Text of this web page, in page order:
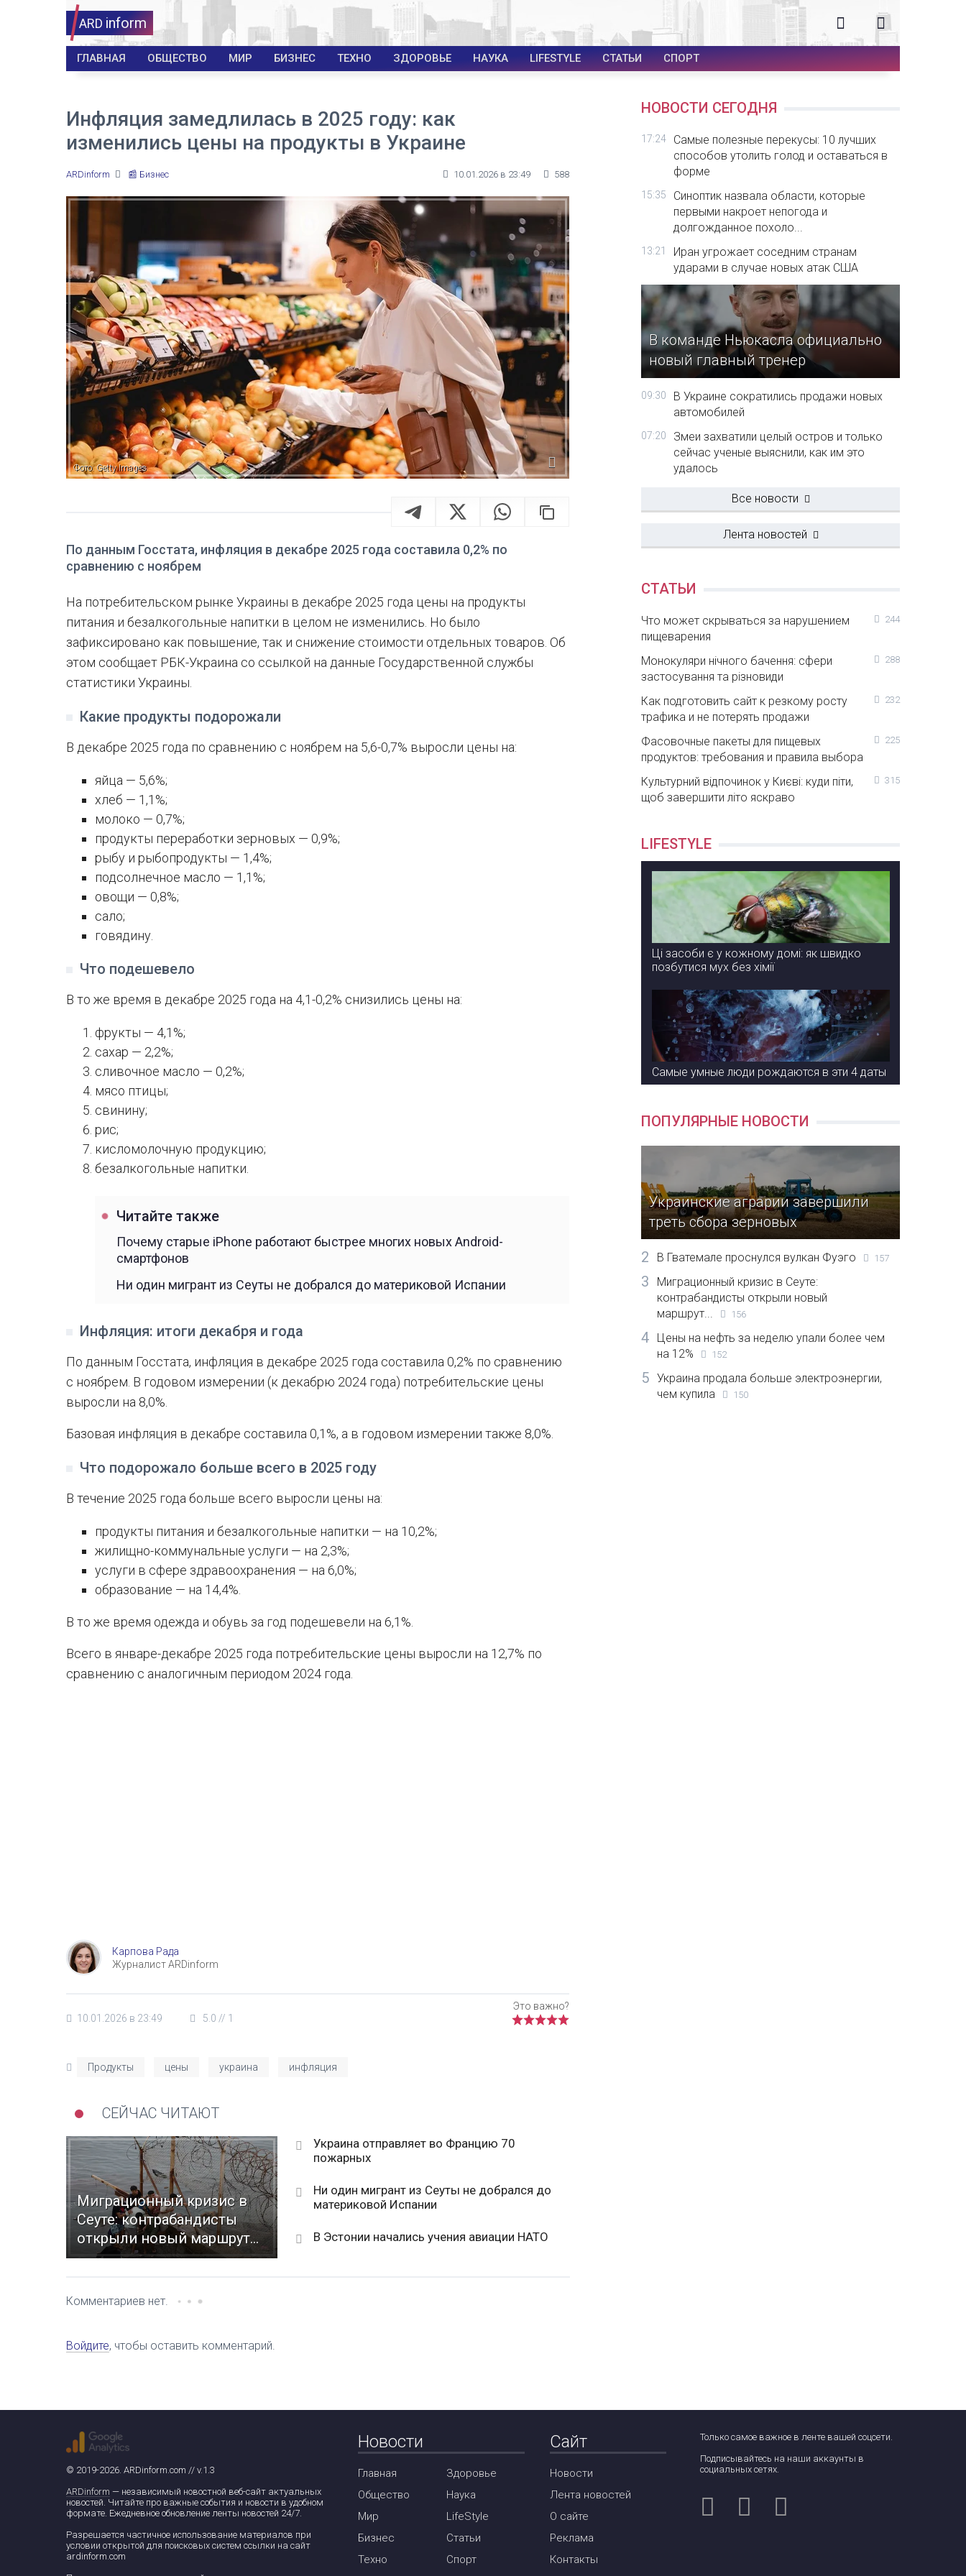
ARD inform
ГЛАВНАЯ ОБЩЕСТВО МИР БИЗНЕС ТЕХНО ЗДОРОВЬЕ НАУКА LIFESTYLE СТАТЬИ СПОРТ
Инфляция замедлилась в 2025 году: как
изменились цены на продукты в Украине
ARDinform 📰 Бизнес 10.01.2026 в 23:49 588
Фото: Getty Images
По данным Госстата, инфляция в декабре 2025 года составила 0,2% по
сравнению с ноябрем
На потребительском рынке Украины в декабре 2025 года цены на продукты
питания и безалкогольные напитки в целом не изменились. Но было
зафиксировано как повышение, так и снижение стоимости отдельных товаров. Об
этом сообщает РБК-Украина со ссылкой на данные Государственной службы
статистики Украины.
Какие продукты подорожали
В декабре 2025 года по сравнению с ноябрем на 5,6-0,7% выросли цены на:
яйца — 5,6%;
хлеб — 1,1%;
молоко — 0,7%;
продукты переработки зерновых — 0,9%;
рыбу и рыбопродукты — 1,4%;
подсолнечное масло — 1,1%;
овощи — 0,8%;
сало;
говядину.
Что подешевело
В то же время в декабре 2025 года на 4,1-0,2% снизились цены на:
фрукты — 4,1%;
сахар — 2,2%;
сливочное масло — 0,2%;
мясо птицы;
свинину;
рис;
кисломолочную продукцию;
безалкогольные напитки.
Читайте также
Почему старые iPhone работают быстрее многих новых Android-
смартфонов
Ни один мигрант из Сеуты не добрался до материковой Испании
Инфляция: итоги декабря и года
По данным Госстата, инфляция в декабре 2025 года составила 0,2% по сравнению
с ноябрем. В годовом измерении (к декабрю 2024 года) потребительские цены
выросли на 8,0%.
Базовая инфляция в декабре составила 0,1%, а в годовом измерении также 8,0%.
Что подорожало больше всего в 2025 году
В течение 2025 года больше всего выросли цены на:
продукты питания и безалкогольные напитки — на 10,2%;
жилищно-коммунальные услуги — на 2,3%;
услуги в сфере здравоохранения — на 6,0%;
образование — на 14,4%.
В то же время одежда и обувь за год подешевели на 6,1%.
Всего в январе-декабре 2025 года потребительские цены выросли на 12,7% по
сравнению с аналогичным периодом 2024 года.
Карпова Рада
Журналист ARDinform
10.01.2026 в 23:49 5.0 // 1
Продукты цены украина инфляция
СЕЙЧАС ЧИТАЮТ
Миграционный кризис в
Сеуте: контрабандисты
открыли новый маршрут...
Украина отправляет во Францию 70
пожарных
Ни один мигрант из Сеуты не добрался до
материковой Испании
В Эстонии начались учения авиации НАТО
Комментариев нет.
Войдите, чтобы оставить комментарий.
НОВОСТИ СЕГОДНЯ
17:24
Самые полезные перекусы: 10 лучших
способов утолить голод и оставаться в
форме
15:35
Синоптик назвала области, которые
первыми накроет непогода и
долгожданное похоло...
13:21
Иран угрожает соседним странам
ударами в случае новых атак США
В команде Ньюкасла официально
новый главный тренер
09:30
В Украине сократились продажи новых
автомобилей
07:20
Змеи захватили целый остров и только
сейчас ученые выяснили, как им это
удалось
Все новости
Лента новостей
СТАТЬИ
Что может скрываться за нарушением
пищеварения
244
Монокуляри нічного бачення: сфери
застосування та різновиди
288
Как подготовить сайт к резкому росту
трафика и не потерять продажи
232
Фасовочные пакеты для пищевых
продуктов: требования и правила выбора
225
Культурний відпочинок у Києві: куди піти,
щоб завершити літо яскраво
315
LIFESTYLE
Ці засоби є у кожному домі: як швидко
позбутися мух без хімії
Самые умные люди рождаются в эти 4 даты
ПОПУЛЯРНЫЕ НОВОСТИ
Украинские аграрии завершили
треть сбора зерновых
2 В Гватемале проснулся вулкан Фуэго 157
3
Миграционный кризис в Сеуте:
контрабандисты открыли новый
маршрут...
156
4
Цены на нефть за неделю упали более чем
на 12%
152
5
Украина продала больше электроэнергии,
чем купила
150
© 2019-2026. ARDinform.com // v.1.3
ARDinform — независимый новостной веб-сайт актуальных
новостей. Читайте про важные события и новости в удобном
формате. Ежедневное обновление ленты новостей 24/7.
Разрешается частичное использование материалов при
условии открытой для поисковых систем ссылки на сайт
ardinform.com
Новости
Главная
Общество
Мир
Бизнес
Техно
Здоровье
Наука
LifeStyle
Статьи
Спорт
Сайт
Новости
Лента новостей
О сайте
Реклама
Контакты
Только самое важное в ленте вашей соцсети.
Подписывайтесь на наши аккаунты в
социальных сетях.